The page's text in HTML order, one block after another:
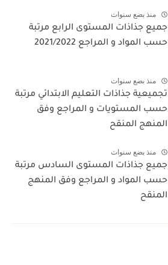
منذ بضع سنوات
جميع جذاذات المستوى الرابع مرتبة
حسب المواد و المراجع 2021/2022
منذ بضع سنوات
تجميعية جذاذات التعليم الابتدائي مرتبة
حسب المستويات و المراجع وفق
المنهج المنقح
منذ بضع سنوات
جميع جذاذات المستوى السادس مرتبة
حسب المواد و المراجع وفق المنهج
المنقح